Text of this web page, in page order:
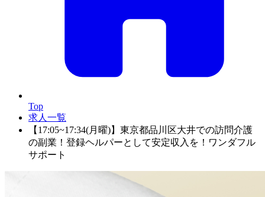
Top
求人一覧
【17:05~17:34(月曜)】東京都品川区大井での訪問介護
の副業！登録ヘルパーとして安定収入を！ワンダフル
サポート